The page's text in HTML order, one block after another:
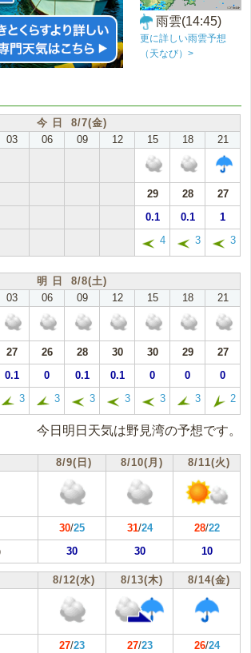
雨雲(14:45)
更に詳しい雨雲予想
（天なび）>
今 日 8/7(金)
03 06 09 12 15 18 21
29 28
27
0.1 0.1 1
4 3 3
明 日 8/8(土)
03 06 09 12 15 18 21
27 26 28 30 30 29
27
0.1 0 0.1 0.1 0 0 0
3 3 3 3 3 3 2
今日明日天気は野見湾の予想です。
8/9(日) 8/10(月) 8/11(火)
30/25 31/24 28/22
30 30 10
8/12(水) 8/13(木) 8/14(金)
27/23 27/23 26/24